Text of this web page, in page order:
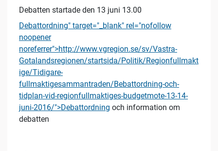
Debatten startade den 13 juni 13.00
Debattordning" target="_blank" rel="nofollow
noopener
noreferrer">http://www.vgregion.se/sv/Vastra-
Gotalandsregionen/startsida/Politik/Regionfullmakt
ige/Tidigare-
fullmaktigesammantraden/Bebattordning-och-
tidplan-vid-regionfullmaktiges-budgetmote-13-14-
juni-2016/">Debattordning och information om
debatten